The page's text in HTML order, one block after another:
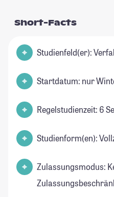
Short-Facts
Studienfeld(er):
Startdatum: nur
Regelstudienzeit: 6
Studienform(en):
Zulassungsmodus: